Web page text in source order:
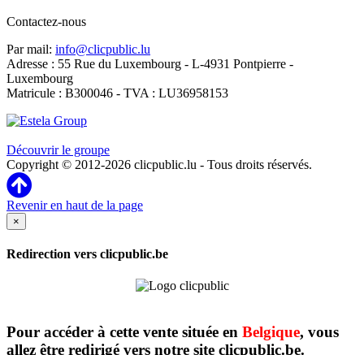
Contactez-nous
Par mail: info@clicpublic.lu
Adresse : 55 Rue du Luxembourg - L-4931 Pontpierre -
Luxembourg
Matricule : B300046 - TVA : LU36958153
Découvrir le groupe
Copyright © 2012-2026 clicpublic.lu - Tous droits réservés.
Revenir en haut de la page
×
Redirection vers clicpublic.be
Pour accéder à cette vente située en Belgique, vous
allez être redirigé vers notre site clicpublic.be.